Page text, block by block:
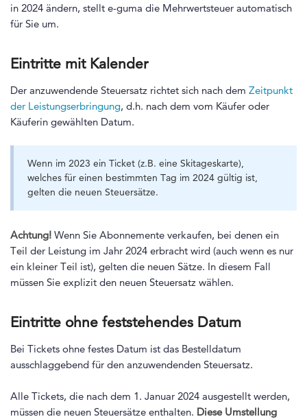
in 2024 ändern, stellt e-guma die Mehrwertsteuer automatisch
für Sie um.
Eintritte mit Kalender
Der anzuwendende Steuersatz richtet sich nach dem Zeitpunkt
der Leistungserbringung, d.h. nach dem vom Käufer oder
Käuferin gewählten Datum.
Wenn im 2023 ein Ticket (z.B. eine Skitageskarte),
welches für einen bestimmten Tag im 2024 gültig ist,
gelten die neuen Steuersätze.
Achtung! Wenn Sie Abonnemente verkaufen, bei denen ein
Teil der Leistung im Jahr 2024 erbracht wird (auch wenn es nur
ein kleiner Teil ist), gelten die neuen Sätze. In diesem Fall
müssen Sie explizit den neuen Steuersatz wählen.
Eintritte ohne feststehendes Datum
Bei Tickets ohne festes Datum ist das Bestelldatum
ausschlaggebend für den anzuwendenden Steuersatz.
Alle Tickets, die nach dem 1. Januar 2024 ausgestellt werden,
müssen die neuen Steuersätze enthalten. Diese Umstellung